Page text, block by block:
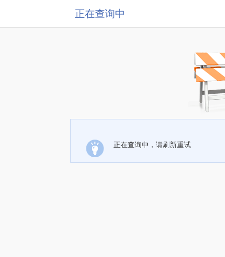
正在查询中
正在查询中，请刷新重试